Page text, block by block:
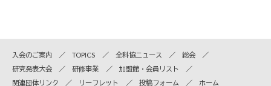
入会のご案内 TOPICS 全科協ニュース
総会
研究発表大会
研修事業
加盟館・会員リスト
関連団体リンク
リーフレット 投稿フォーム ホーム